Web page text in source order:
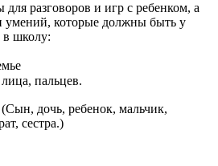
разговоров и игр с ребенком, а
умений, которые должны быть у
в школу:
пальцев.
дочь, ребенок, мальчик,
сестра.)